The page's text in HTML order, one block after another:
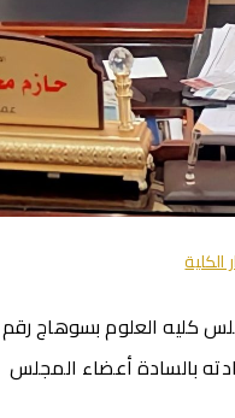
الكلية
بالسادة أعضاء المجلس